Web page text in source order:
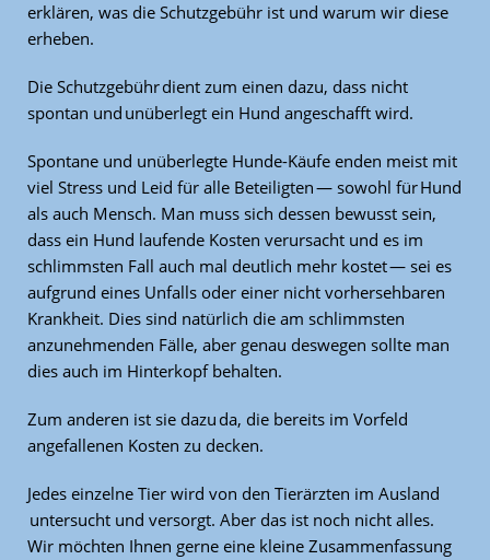
erklären, was die Schutzgebühr ist und warum wir diese
erheben.
Die Schutzgebühr dient zum einen dazu, dass nicht
spontan und unüberlegt ein Hund angeschafft wird.
Spontane und unüberlegte Hunde-Käufe enden meist mit
viel Stress und Leid für alle Beteiligten — sowohl für Hund
als auch Mensch. Man muss sich dessen bewusst sein,
dass ein Hund laufende Kosten verursacht und es im
schlimmsten Fall auch mal deutlich mehr kostet — sei es
aufgrund eines Unfalls oder einer nicht vorhersehbaren
Krankheit. Dies sind natürlich die am schlimmsten
anzunehmenden Fälle, aber genau deswegen sollte man
dies auch im Hinterkopf behalten.
Zum anderen ist sie dazu da, die bereits im Vorfeld
angefallenen Kosten zu decken.
Jedes einzelne Tier wird von den Tierärzten im Ausland
untersucht und versorgt. Aber das ist noch nicht alles.
Wir möchten Ihnen gerne eine kleine Zusammenfassung